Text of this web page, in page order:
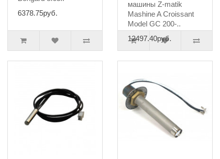
6378.75руб.
машины Z-matik
Mashine A Croissant
Model GC 200-..
12497.40руб.